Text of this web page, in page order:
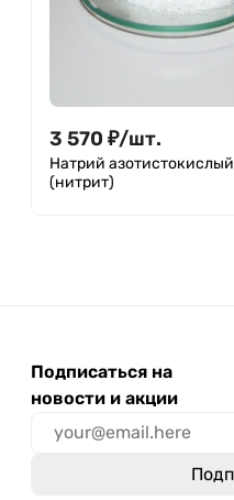
3 570 ₽/шт.
Натрий азотистокислый
(нитрит)
Подписаться на
новости и акции